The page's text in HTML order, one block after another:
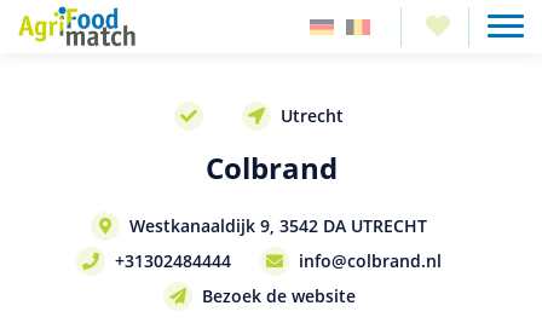
Utrecht
Colbrand
Westkanaaldijk 9, 3542 DA UTRECHT
+31302484444
info@colbrand.nl
Bezoek de website